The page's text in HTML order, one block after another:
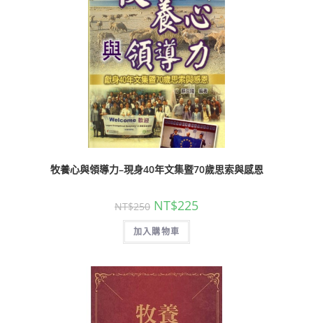
牧養心與領導力–現身40年文集暨70歲思索與感恩
NT$250 NT$225
加入購物車